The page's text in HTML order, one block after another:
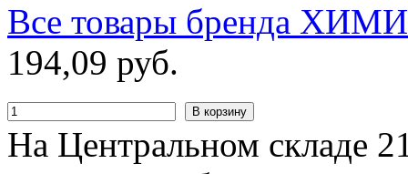
Все товары бренда
194,09 руб.
В корзину
На Центральном складе